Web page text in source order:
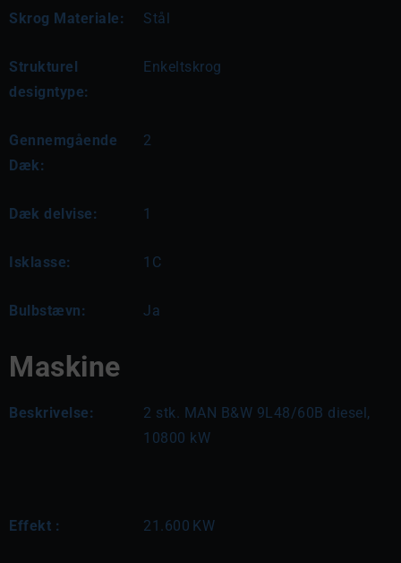
Skrog Materiale: Stål
Strukturel
designtype:
Enkeltskrog
Gennemgående
Dæk:
2
Dæk delvise: 1
Isklasse: 1C
Bulbstævn: Ja
Maskine
Beskrivelse:
2 stk. MAN B&W 9L48/60B diesel,
10800 kW
Effekt : 21.600 KW